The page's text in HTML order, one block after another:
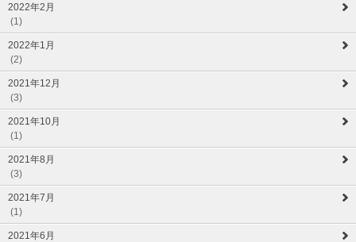
2022年2月
(1)
2022年1月
(2)
2021年12月
(3)
2021年10月
(1)
2021年8月
(3)
2021年7月
(1)
2021年6月